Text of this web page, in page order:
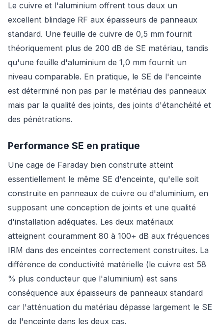
Le cuivre et l'aluminium offrent tous deux un
excellent blindage RF aux épaisseurs de panneaux
standard. Une feuille de cuivre de 0,5 mm fournit
théoriquement plus de 200 dB de SE matériau, tandis
qu'une feuille d'aluminium de 1,0 mm fournit un
niveau comparable. En pratique, le SE de l'enceinte
est déterminé non pas par le matériau des panneaux
mais par la qualité des joints, des joints d'étanchéité et
des pénétrations.
Performance SE en pratique
Une cage de Faraday bien construite atteint
essentiellement le même SE d'enceinte, qu'elle soit
construite en panneaux de cuivre ou d'aluminium, en
supposant une conception de joints et une qualité
d'installation adéquates. Les deux matériaux
atteignent couramment 80 à 100+ dB aux fréquences
IRM dans des enceintes correctement construites. La
différence de conductivité matérielle (le cuivre est 58
% plus conducteur que l'aluminium) est sans
conséquence aux épaisseurs de panneaux standard
car l'atténuation du matériau dépasse largement le SE
de l'enceinte dans les deux cas.